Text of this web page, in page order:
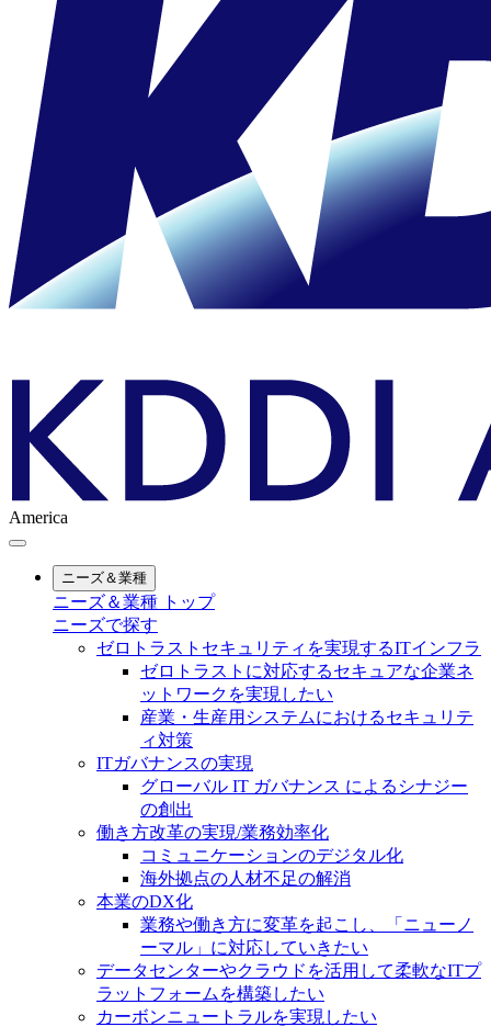
America
ニーズ＆業種
ニーズ＆業種 トップ
ニーズで探す
ゼロトラストセキュリティを実現するITインフラ
ゼロトラストに対応するセキュアな企業ネ
ットワークを実現したい
産業・生産用システムにおけるセキュリテ
ィ対策
ITガバナンスの実現
グローバル IT ガバナンス によるシナジー
の創出
働き方改革の実現/業務効率化
コミュニケーションのデジタル化
海外拠点の人材不足の解消
本業のDX化
業務や働き方に変革を起こし、「ニューノ
ーマル」に対応していきたい
データセンターやクラウドを活用して柔軟なITプ
ラットフォームを構築したい
カーボンニュートラルを実現したい